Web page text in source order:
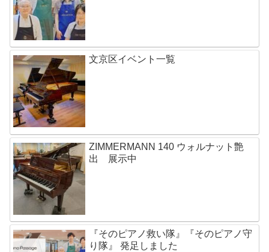
文京区イベント一覧
ZIMMERMANN 140 ウォルナット艶
出 展示中
『そのピアノ救い隊』『そのピアノ守
り隊』 発足しました